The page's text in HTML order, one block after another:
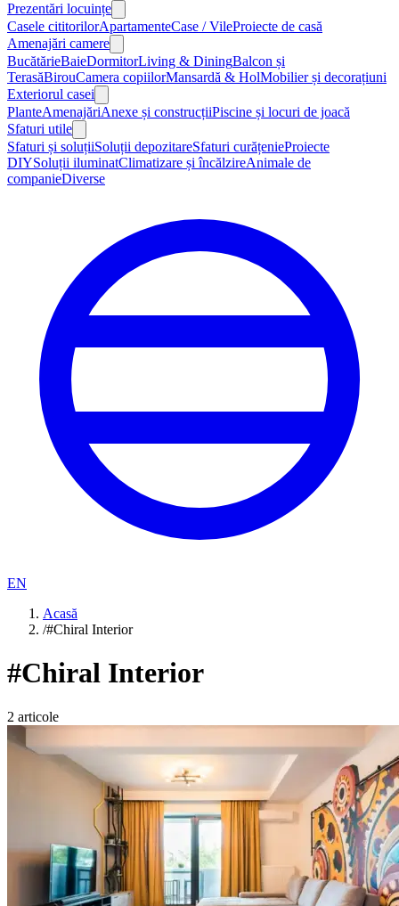
Prezentări locuințe
Casele cititorilorApartamenteCase / VileProiecte de casă
Amenajări camere
BucătărieBaieDormitorLiving & DiningBalcon și
TerasăBirouCamera copiilorMansardă & HolMobilier și decorațiuni
Exteriorul casei
PlanteAmenajăriAnexe și construcțiiPiscine și locuri de joacă
Sfaturi utile
Sfaturi și soluțiiSoluții depozitareSfaturi curățenieProiecte
DIYSoluții iluminatClimatizare și încălzireAnimale de
companieDiverse
EN
Acasă
/#Chiral Interior
#Chiral Interior
2 articole